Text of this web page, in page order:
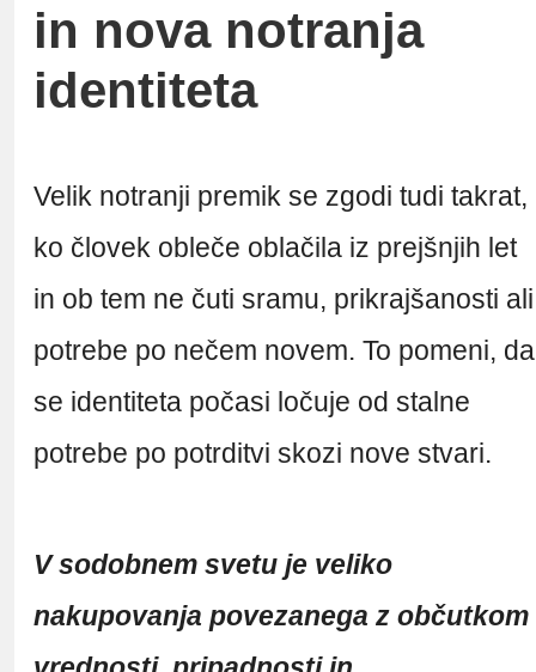
in nova notranja
identiteta
Velik notranji premik se zgodi tudi takrat,
ko človek obleče oblačila iz prejšnjih let
in ob tem ne čuti sramu, prikrajšanosti ali
potrebe po nečem novem. To pomeni, da
se identiteta počasi ločuje od stalne
potrebe po potrditvi skozi nove stvari.
V sodobnem svetu je veliko
nakupovanja povezanega z občutkom